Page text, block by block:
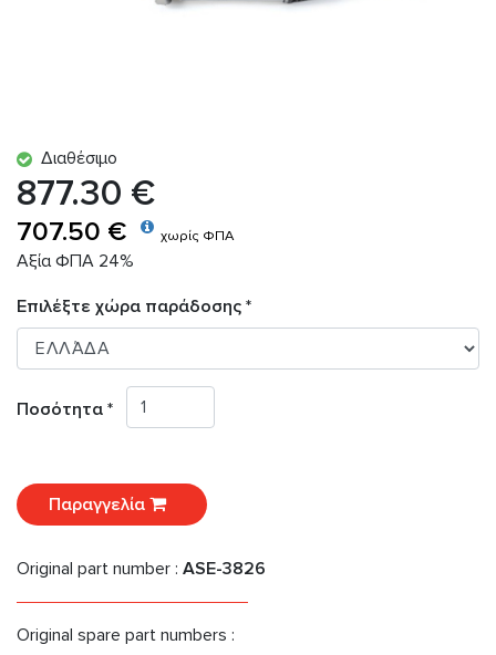
Διαθέσιμο
877.30 €
707.50 € χωρίς ΦΠΑ
Αξία ΦΠΑ 24%
Επιλέξτε χώρα παράδοσης *
Ποσότητα *
Παραγγελία
Original part number : ASE-3826
Original spare part numbers :